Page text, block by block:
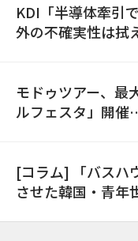
KDI「半導体牽引
外の不確実性は拭
モドゥツアー、最
ルフェスタ」開
[コラム] 「バスハ
させた韓国・青年